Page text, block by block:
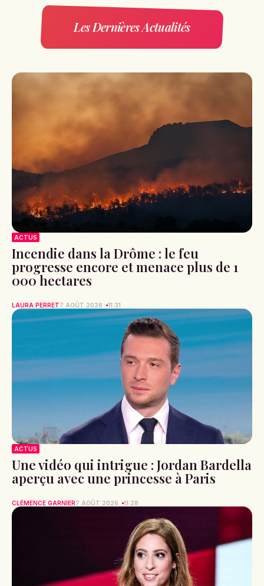
Les Dernières Actualités
ACTUS
Incendie dans la Drôme : le feu
progresse encore et menace plus de 1
000 hectares
LAURA PERRET7 AOÛT 2026 11:31
ACTUS
Une vidéo qui intrigue : Jordan Bardella
aperçu avec une princesse à Paris
CLÉMENCE GARNIER7 AOÛT 2026 11:28